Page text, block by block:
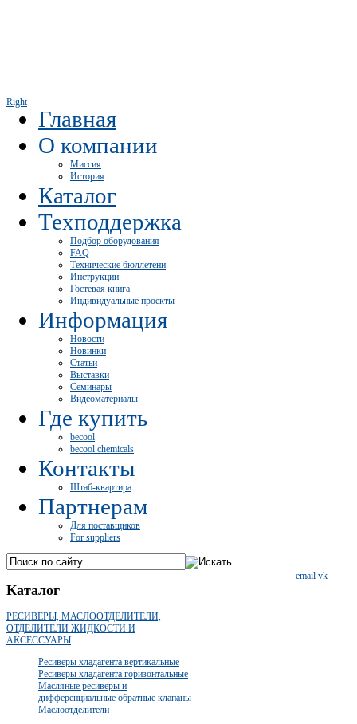
Right
Главная
О компании
Миссия
История
Каталог
Техподдержка
Подбор оборудования
FAQ
Технические бюллетени
Инструкции
Гостевая книга
Индивидуальные проекты
Информация
Новости
Новинки
Статьи
Выставки
Семинары
Видеоматериалы
Где купить
becool
becool chemicals
Контакты
Штаб-квартира
Партнерам
Для поставщиков
For suppliers
email vk
Каталог
РЕСИВЕРЫ, МАСЛООТДЕЛИТЕЛИ,
ОТДЕЛИТЕЛИ ЖИДКОСТИ И
АКСЕССУАРЫ
Ресиверы хладагента вертикальные
Ресиверы хладагента горизонтальные
Масляные ресиверы и
дифференциальные обратные клапаны
Маслоотделители